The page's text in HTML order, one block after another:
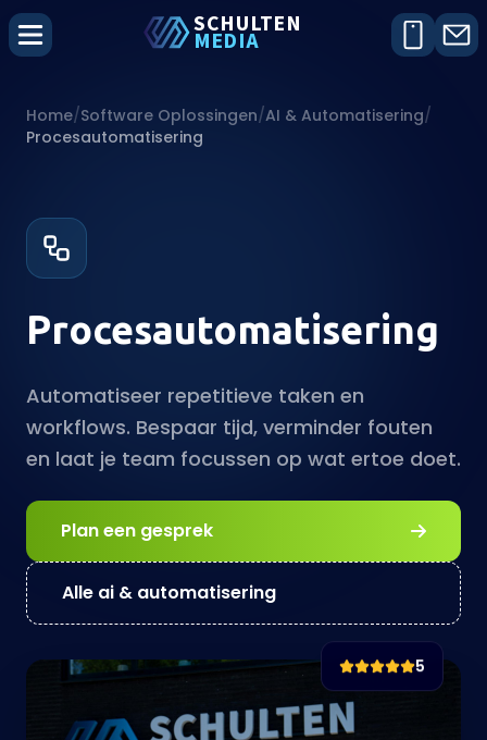
SCHULTEN
MEDIA
Home/Software Oplossingen/AI & Automatisering/
Procesautomatisering
Procesautomatisering
Automatiseer repetitieve taken en
workflows. Bespaar tijd, verminder fouten
en laat je team focussen op wat ertoe doet.
Plan een gesprek
Alle ai & automatisering
5